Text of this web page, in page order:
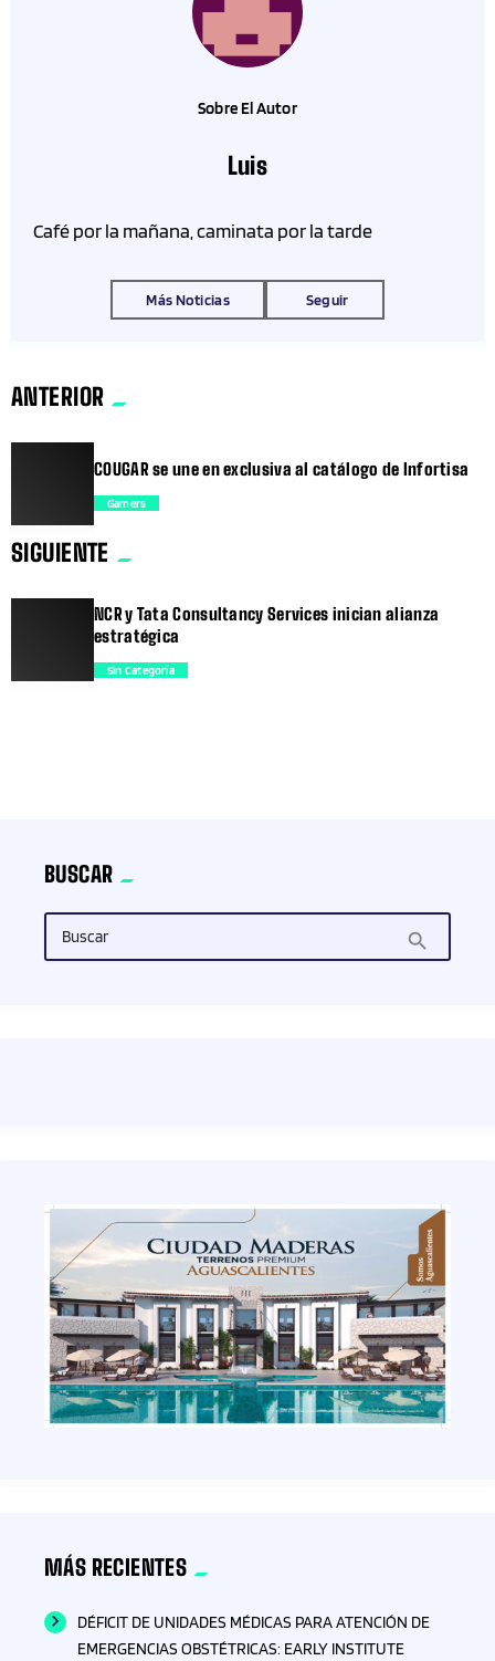
Sobre El Autor
Luis
Café por la mañana, caminata por la tarde
Más Noticias Seguir
ANTERIOR
trending_flat
COUGAR se une en exclusiva al catálogo de Infortisa
Gamers
SIGUIENTE
NCR y Tata Consultancy Services inician alianza
estratégica
Sin Categoría
BUSCAR
Buscar search
MÁS RECIENTES
DÉFICIT DE UNIDADES MÉDICAS PARA ATENCIÓN DE
EMERGENCIAS OBSTÉTRICAS: EARLY INSTITUTE